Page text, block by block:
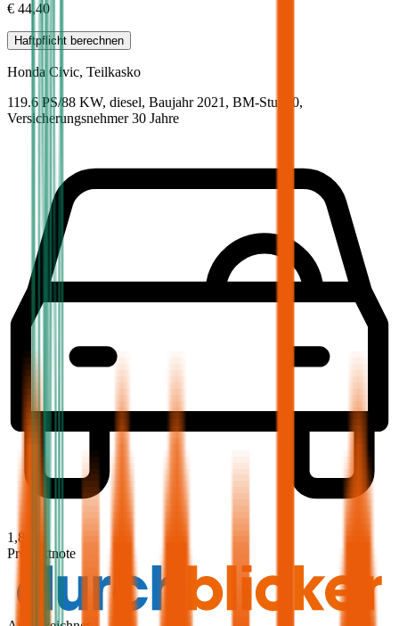
€ 44,40
Haftpflicht berechnen
Honda Civic, Teilkasko
119.6 PS/88 KW, diesel, Baujahr 2021, BM-Stufe 0,
Versicherungsnehmer 30 Jahre
1,8
Produktnote